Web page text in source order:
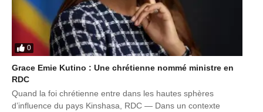
0
Grace Emie Kutino : Une chrétienne nommé ministre en
RDC
Quand la foi chrétienne entre dans les hautes sphères
d’influence du pays Kinshasa, RDC — Dans un contexte